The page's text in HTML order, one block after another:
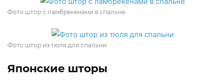
Фото штор с ламбрекенами в спальне
Фото штор из тюля для спальни
Японские шторы